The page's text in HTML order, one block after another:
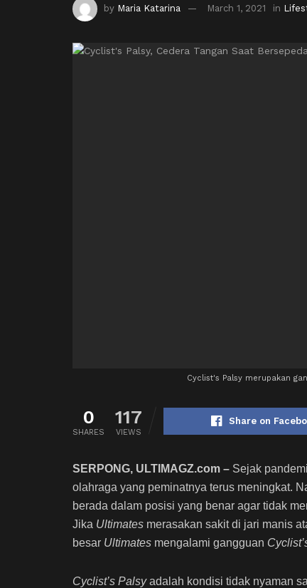
by Maria Katarina March 1, 2021 in
Cyclist's Palsy merupakan
0
SHARES
117
VIEWS
Share on
SERPONG, ULTIMAGZ.com – Sejak
olahraga yang peminatnya terus meningkat.
berada dalam posisi yang benar agar tidak
Jika Ultimates merasakan sakit di jari manis
besar Ultimates mengalami gangguan
Cyclist’s Palsyadalah kondisi tidak nyaman